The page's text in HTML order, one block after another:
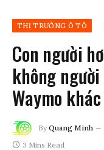
THỊ TRƯỜNG Ô TÔ
Con người
không
Waymo
By Quang Minh
3 Mins Read